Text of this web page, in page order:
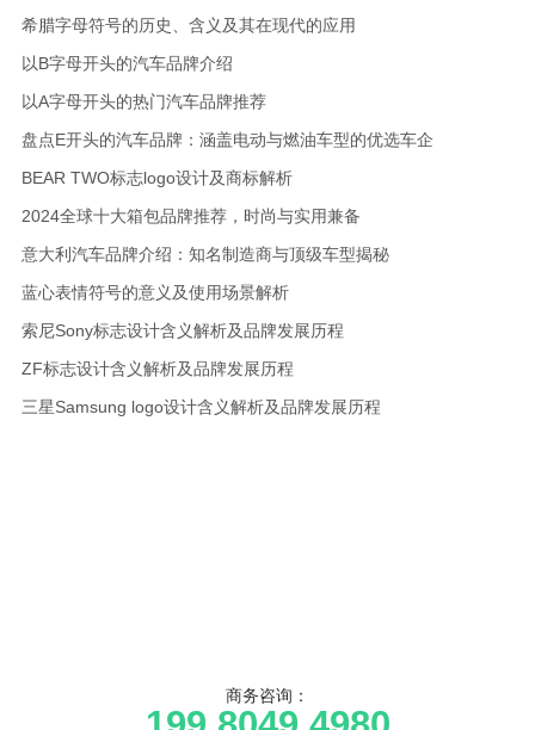
希腊字母符号的历史、含义及其在现代的应用
以B字母开头的汽车品牌介绍
以A字母开头的热门汽车品牌推荐
盘点E开头的汽车品牌：涵盖电动与燃油车型的优选车企
BEAR TWO标志logo设计及商标解析
2024全球十大箱包品牌推荐，时尚与实用兼备
意大利汽车品牌介绍：知名制造商与顶级车型揭秘
蓝心表情符号的意义及使用场景解析
索尼Sony标志设计含义解析及品牌发展历程
ZF标志设计含义解析及品牌发展历程
三星Samsung logo设计含义解析及品牌发展历程
商务咨询：